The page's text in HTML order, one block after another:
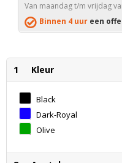
Van maandag t/m vrijdag
Binnen 4 uur een
1 Kleur
Black
Dark-Royal
Olive